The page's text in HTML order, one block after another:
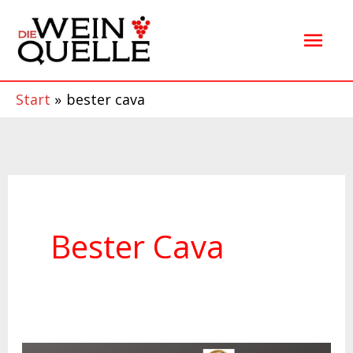
Inhalt
springen
Start bester cava
Bester Cava